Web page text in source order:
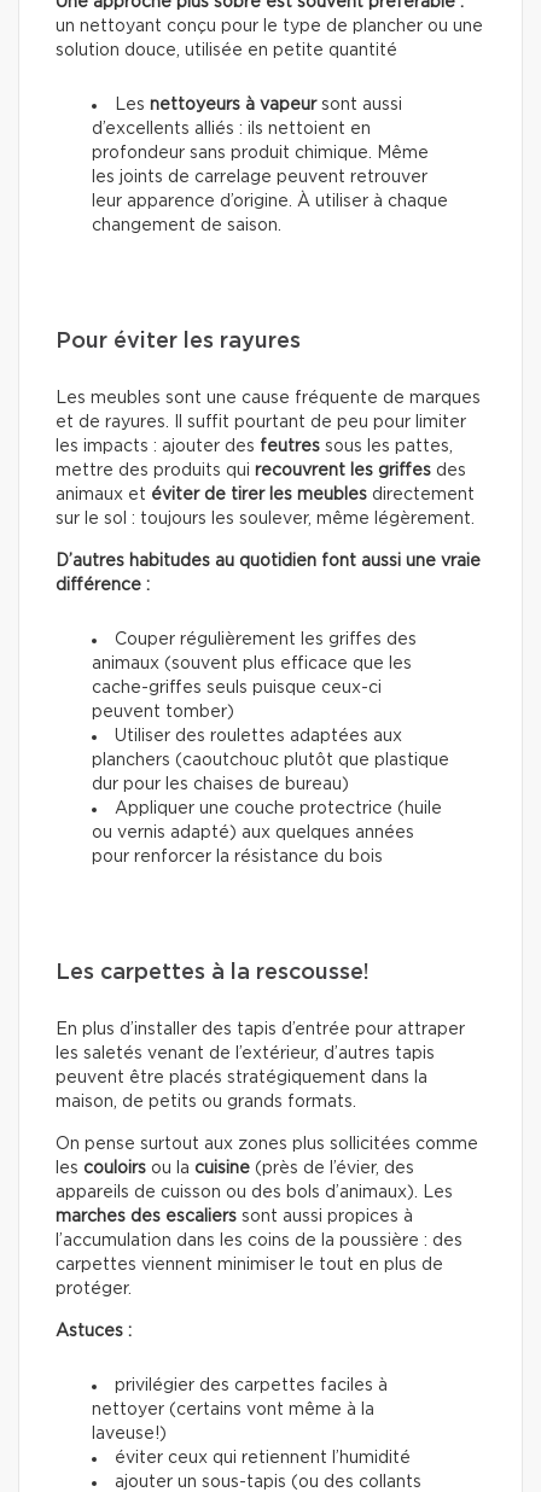
un nettoyant conçu pour le type de plancher ou une
solution douce, utilisée en petite quantité
Les nettoyeurs à vapeursont aussi
d’excellents alliés : ils nettoient en
profondeur sans produit chimique. Même
les joints de carrelage peuvent retrouver
leur apparence d’origine. À utiliser à chaque
changement de saison.
Pour éviter les rayures
Les meubles sont une cause fréquente de marques
et de rayures. Il suffit pourtant de peu pour limiter
les impacts : ajouter des feutres sous les pattes,
mettre des produits qui recouvrent les griffes des
animaux et éviter de tirer les meubles directement
sur le sol : toujours les soulever, même légèrement.
D’autres habitudes au quotidien font aussi une vraie
différence :
Couper régulièrement les griffes des
animaux (souvent plus efficace que les
cache-griffes seuls puisque ceux-ci
peuvent tomber)
Utiliser des roulettes adaptées aux
planchers (caoutchouc plutôt que plastique
dur pour les chaises de bureau)
Appliquer une couche protectrice (huile
ou vernis adapté) aux quelques années
pour renforcer la résistance du bois
Les carpettes à la rescousse!
En plus d’installer des tapis d’entrée pour attraper
les saletés venant de l’extérieur, d’autres tapis
peuvent être placés stratégiquement dans la
maison, de petits ou grands formats.
On pense surtout aux zones plus sollicitées comme
les couloirs ou la cuisine (près de l’évier, des
appareils de cuisson ou des bols d’animaux). Les
marches des escaliers sont aussi propices à
l’accumulation dans les coins de la poussière : des
carpettes viennent minimiser le tout en plus de
protéger.
Astuces :
privilégier des carpettes faciles à
nettoyer (certains vont même à la
laveuse!)
éviter ceux qui retiennent l’humidité
ajouter un sous-tapis (ou des collants